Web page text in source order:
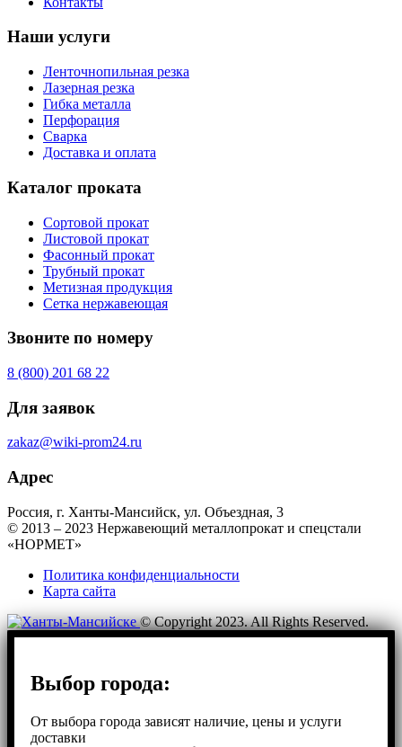
Наши услуги
Ленточнопильная резка
Лазерная резка
Гибка металла
Перфорация
Сварка
Доставка и оплата
Каталог проката
Сортовой прокат
Листовой прокат
Фасонный прокат
Трубный прокат
Метизная продукция
Сетка нержавеющая
Звоните по номеру
8 (800) 201 68 22
Для заявок
zakaz@wiki-prom24.ru
Адрес
Россия, г. Ханты-Мансийск, ул. Объездная, 3
© 2013 – 2023 Нержавеющий металлопрокат и спецстали
«НОРМЕТ»
Политика конфиденциальности
Карта сайта
© Copyright 2023. All Rights Reserved.
Выбор города:
От выбора города зависят наличие, цены и услуги
доставки